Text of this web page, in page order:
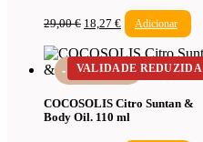
29,00€ O
original
era:
29,00 €.
18,27 €O
preço
atual
é:
18,27 €.
Adicionar
VALIDADE REDUZIDA
-37%
COCOSOLIS Citro Suntan &
Body Oil. 110 ml